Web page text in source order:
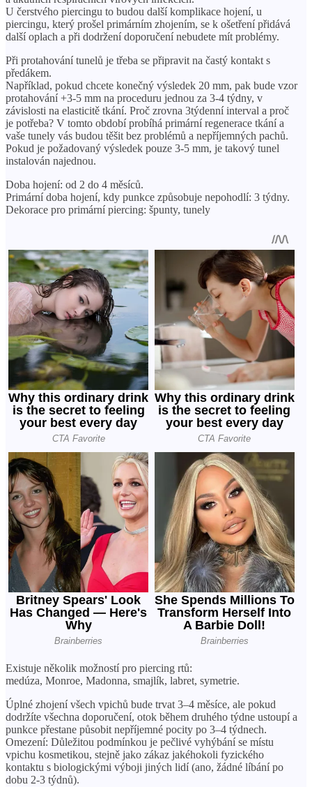
U čerstvého piercingu to budou další komplikace hojení, u
piercingu, který prošel primárním zhojením, se k ošetření přidává
další oplach a při dodržení doporučení nebudete mít problémy.
Při protahování tunelů je třeba se připravit na častý kontakt s
předákem.
Například, pokud chcete konečný výsledek 20 mm, pak bude vzor
protahování +3-5 mm na proceduru jednou za 3-4 týdny, v
závislosti na elasticitě tkání. Proč zrovna 3týdenní interval a proč
je potřeba? V tomto období probíhá primární regenerace tkání a
vaše tunely vás budou těšit bez problémů a nepříjemných pachů.
Pokud je požadovaný výsledek pouze 3-5 mm, je takový tunel
instalován najednou.
Doba hojení: od 2 do 4 měsíců.
Primární doba hojení, kdy punkce způsobuje nepohodlí: 3 týdny.
Dekorace pro primární piercing: špunty, tunely
Existuje několik možností pro piercing rtů:
medúza, Monroe, Madonna, smajlík, labret, symetrie.
Úplné zhojení všech vpichů bude trvat 3–4 měsíce, ale pokud
dodržíte všechna doporučení, otok během druhého týdne ustoupí a
punkce přestane působit nepříjemné pocity po 3–4 týdnech.
Omezení: Důležitou podmínkou je pečlivé vyhýbání se místu
vpichu kosmetikou, stejně jako zákaz jakéhokoli fyzického
kontaktu s biologickými výboji jiných lidí (ano, žádné líbání po
dobu 2-3 týdnů).